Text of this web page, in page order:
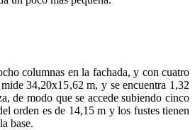
columnas en la fachada, y con cuatro
34,20x15,62 m, y se encuentra 1,32
de modo que se accede subiendo cinco
orden es de 14,15 m y los fustes tienen
base.